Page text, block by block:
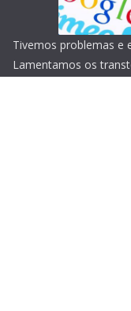
Tivemos problemas e
Lamentamos os